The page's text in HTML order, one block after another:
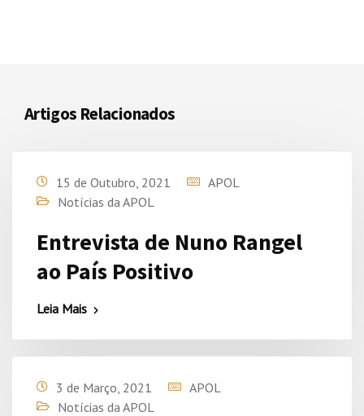
Artigos Relacionados
15 de Outubro, 2021
APOL
Notícias da APOL
Entrevista de Nuno Rangel
ao País Positivo
Leia Mais
3 de Março, 2021
APOL
Notícias da APOL